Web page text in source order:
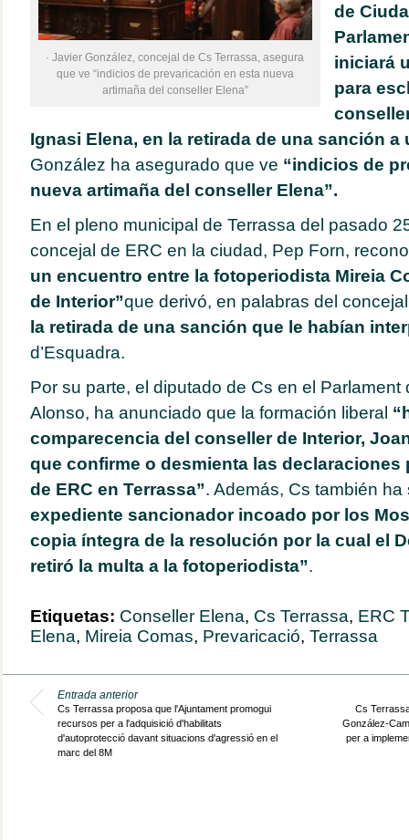
· Javier González, concejal de Cs Terrassa, asegura
que ve “indicios de prevaricación en esta nueva
artimaña del conseller Elena”
de
iniciará
para
Ignasi Elena, en la retirada de una sanción a
González ha asegurado que ve “indicios de
nueva artimaña del conseller Elena”.
En el pleno municipal de Terrassa del pasado
concejal de ERC en la ciudad, Pep Forn,
un encuentro entre la fotoperiodista Mireia
de Interior”que derivó, en palabras del
la retirada de una sanción que le habían
d’Esquadra.
Por su parte, el diputado de Cs en el Parlament
Alonso, ha anunciado que la formación liberal
comparecencia del conseller de Interior,
que confirme o desmienta las
de ERC en Terrassa”. Además, Cs también ha
expediente sancionador incoado por los
copia íntegra de la resolución por la cual el
retiró la multa a la fotoperiodista”.
Etiquetas: Conseller Elena, Cs Terrassa, ERC
Elena, Mireia Comas, Prevaricació, Terrassa
Entrada anterior
Cs Terrassa proposa que l'Ajuntament promogui
recursos per a l'adquisició d'habilitats
d'autoprotecció davant situacions d'agressió en el
marc del 8M
Cs
González-
per a